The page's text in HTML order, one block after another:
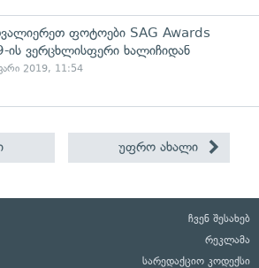
ფოტოები SAG Awards
ის ვერცხლისფერი ხალიჩიდან
2019, 11:54
უფრო ახალი
ჩვენ შესახებ
რეკლამა
სარედაქციო კოდექსი